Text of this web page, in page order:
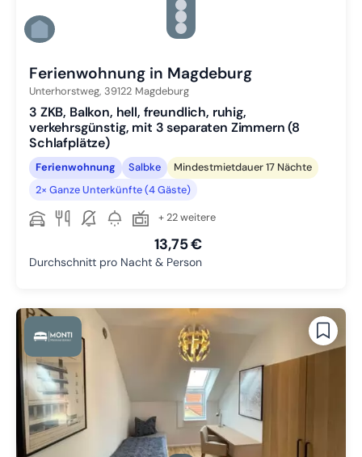
Zu Slide 3 wechseln
Zu Slide 4 wechseln
Zu Slide 5 wechseln
Zu Slide 6 wechseln
Ferienwohnung in Magdeburg
Unterhorstweg, 39122 Magdeburg
3 ZKB, Balkon, hell, freundlich, ruhig,
verkehrsgünstig, mit 3 separaten Zimmern (8
Schlafplätze)
Ferienwohnung Salbke
Mindestmietdauer 17 Nächte
2× Ganze Unterkünfte (4 Gäste)
+ 22 weitere
13,75 €
Durchschnitt pro Nacht & Person